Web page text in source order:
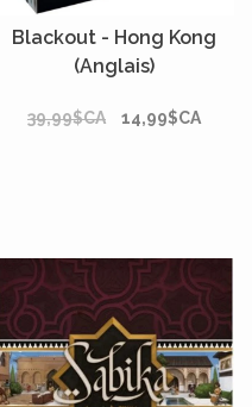
Blackout - Hong Kong
(Anglais)
39,99$CA 14,99$CA